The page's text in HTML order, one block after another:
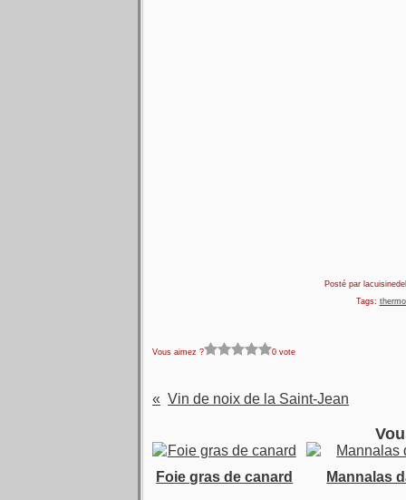
Posté par
Tags:
Vous aimez ? 0 vote
Vin de noix de la Saint-Jean
Foie gras de canard Mannalas